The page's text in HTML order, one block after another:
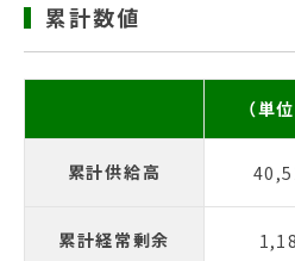
累計数値
（単
累計供給高
累計経常剰余